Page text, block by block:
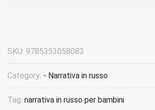
SKU: 9785353058083
Category: - Narrativa in russo
Tag: narrativa in russo per bambini